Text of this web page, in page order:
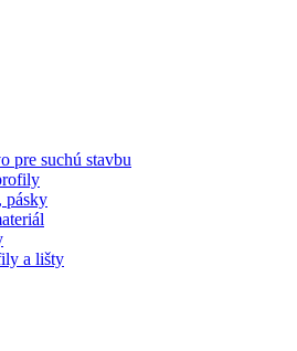
pre suchú stavbu
pásky
a lišty